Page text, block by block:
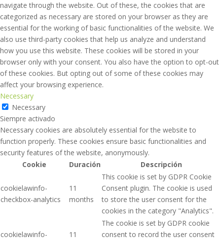
navigate through the website. Out of these, the cookies that are
categorized as necessary are stored on your browser as they are
essential for the working of basic functionalities of the website. We
also use third-party cookies that help us analyze and understand
how you use this website. These cookies will be stored in your
browser only with your consent. You also have the option to opt-out
of these cookies. But opting out of some of these cookies may
affect your browsing experience.
Necessary
Necessary
Siempre activado
Necessary cookies are absolutely essential for the website to
function properly. These cookies ensure basic functionalities and
security features of the website, anonymously.
Cookie
Duración Descripción
cookielawinfo-
checkbox-analytics
11
months
This cookie is set by GDPR Cookie
Consent plugin. The cookie is used
to store the user consent for the
cookies in the category "Analytics".
cookielawinfo-
11
The cookie is set by GDPR cookie
consent to record the user consent